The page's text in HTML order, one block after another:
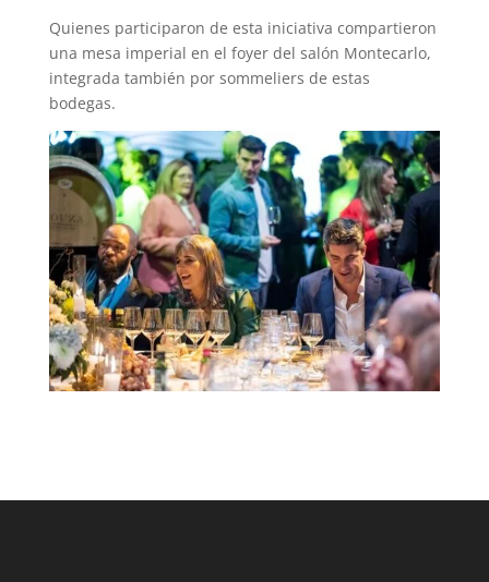
Quienes participaron de esta iniciativa compartieron
una mesa imperial en el foyer del salón Montecarlo,
integrada también por sommeliers de estas
bodegas.